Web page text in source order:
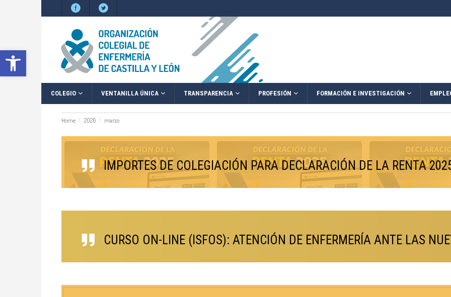
Abrir barra de herramientas
COLEGIO VENTANILLA ÚNICA TRANSPARENCIA PROFESIÓN FORMACIÓN E INVESTIGACIÓN
Home 2026 marzo
IMPORTES DE COLEGIACIÓN PARA DECLARACIÓN DE LA RENTA
CURSO ON-LINE (ISFOS): ATENCIÓN DE ENFERMERÍA ANTE LAS